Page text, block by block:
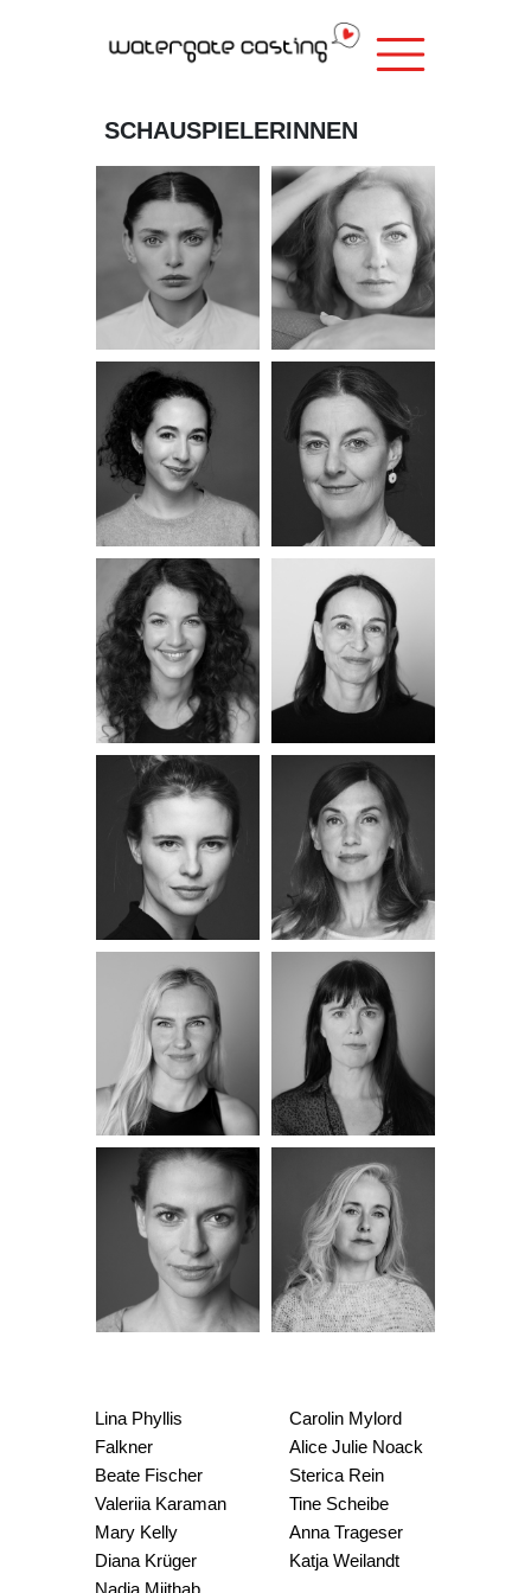
SCHAUSPIELERINNEN
Lina Phyllis
Falkner
Beate Fischer
Valeriia Karaman
Mary Kelly
Diana Krüger
Nadja Mijthab
Carolin Mylord
Alice Julie Noack
Sterica Rein
Tine Scheibe
Anna Trageser
Katja Weilandt